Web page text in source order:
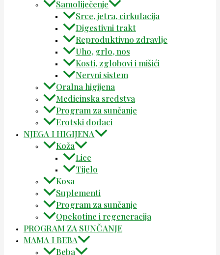
Samoliječenje
Srce, jetra, cirkulacija
Digestivni trakt
Reproduktivno zdravlje
Uho, grlo, nos
Kosti, zglobovi i mišići
Nervni sistem
Oralna higijena
Medicinska sredstva
Program za sunčanje
Erotski dodaci
NJEGA I HIGIJENA
Koža
Lice
Tijelo
Kosa
Suplementi
Program za sunčanje
Opekotine i regeneracija
PROGRAM ZA SUNČANJE
MAMA I BEBA
Beba